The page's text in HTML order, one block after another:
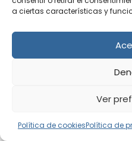
a ciertas características y
Ver
Política de cookiesPolítica de
avanzado Online y
instalar ningún
Snapdrop
tu
archivos, tales como,